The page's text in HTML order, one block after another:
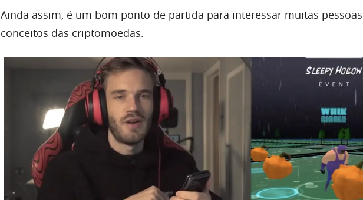
Ainda assim, é um bom ponto de partida para interessar muitas
conceitos das criptomoedas.